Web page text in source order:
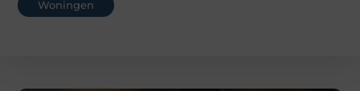
Woningen